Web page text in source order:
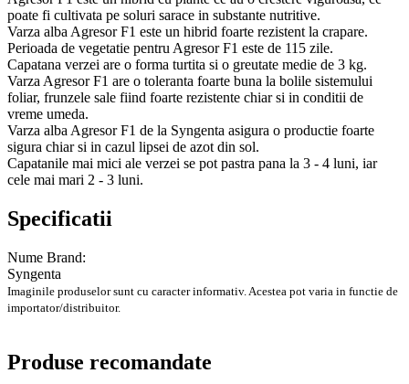
poate fi cultivata pe soluri sarace in substante nutritive.
Varza alba Agresor F1 este un hibrid foarte rezistent la crapare.
Perioada de vegetatie pentru Agresor F1 este de 115 zile.
Capatana verzei are o forma turtita si o greutate medie de 3 kg.
Varza Agresor F1 are o toleranta foarte buna la bolile sistemului
foliar, frunzele sale fiind foarte rezistente chiar si in conditii de
vreme umeda.
Varza alba Agresor F1 de la Syngenta asigura o productie foarte
sigura chiar si in cazul lipsei de azot din sol.
Capatanile mai mici ale verzei se pot pastra pana la 3 - 4 luni, iar
cele mai mari 2 - 3 luni.
Specificatii
Nume Brand:
Syngenta
Imaginile produselor sunt cu caracter informativ. Acestea pot varia in functie de
importator/distribuitor.
Produse recomandate